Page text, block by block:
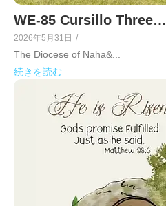
WE-85 Cursillo Three…
2026年5月31日 /
The Diocese of Naha&...
続きを読む